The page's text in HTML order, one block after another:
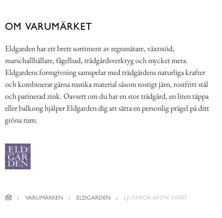
OM VARUMÄRKET
Eldgarden har ett brett sortiment av regnmätare, växtstöd,
marschallhållare, fågelbad, trädgårdsverktyg och mycket mera.
Eldgardens formgivning samspelar med trädgårdens naturliga krafter
och kombinerar gärna rustika material såsom rostigt järn, rostfritt stål
och patinerad zink. Oavsett om du har en stor trädgård, en liten täppa
eller balkong hjälper Eldgarden dig att sätta en personlig prägel på ditt
gröna rum.
VARUMÄRKEN ELDGARDEN LJUSKROK ANTIK SVART